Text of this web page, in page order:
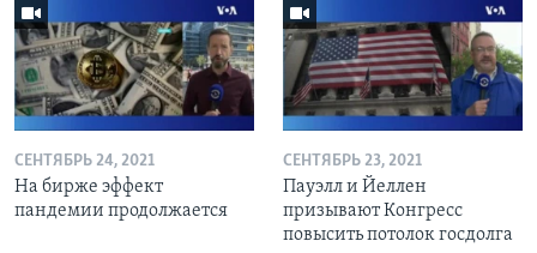
СЕНТЯБРЬ 24, 2021
На бирже эффект
пандемии продолжается
СЕНТЯБРЬ 23, 2021
Пауэлл и Йеллен
призывают Конгресс
повысить потолок госдолга